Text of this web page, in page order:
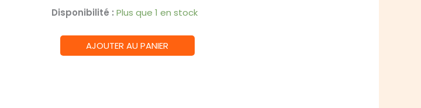
Disponibilité : Plus que 1 en stock
quantité
de
AJOUTER AU PANIER